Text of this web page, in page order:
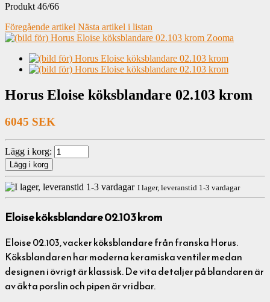
Produkt 46/66
Föregående artikel Nästa artikel i listan
Zooma
Horus Eloise köksblandare 02.103 krom
6045 SEK
Lägg i korg:
I lager, leveranstid 1-3 vardagar
Eloise köksblandare 02.103 krom
Eloise 02.103, vacker köksblandare från franska Horus.
Köksblandaren har moderna keramiska ventiler medan
designen i övrigt är klassisk. De vita detaljer på blandaren är
av äkta porslin och pipen är vridbar.